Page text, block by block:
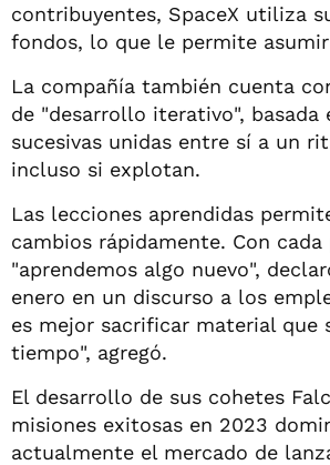
contribuyentes, SpaceX utiliza
fondos, lo que le permite
La compañía también cuenta
de "desarrollo iterativo", basada
sucesivas unidas entre sí a un
incluso si explotan.
Las lecciones aprendidas
cambios rápidamente. Con cada
"aprendemos algo nuevo",
enero en un discurso a los
es mejor sacrificar material que
tiempo", agregó.
El desarrollo de sus cohetes
misiones exitosas en 2023
actualmente el mercado de